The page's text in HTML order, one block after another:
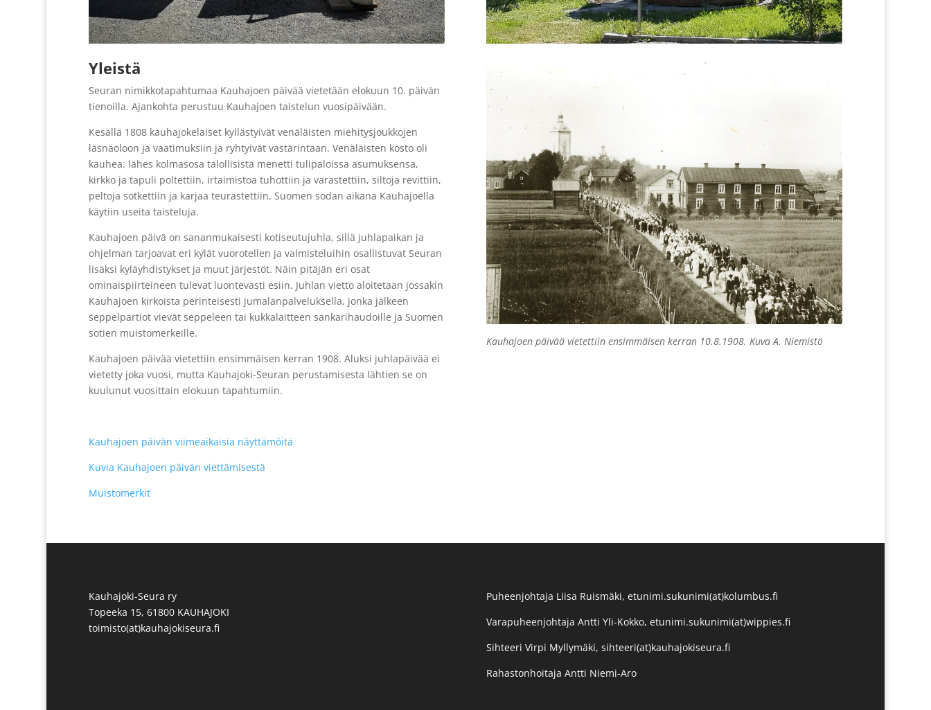
Yleistä
Seuran nimikkotapahtumaa Kauhajoen päivää vietetään elokuun 10. päivän
tienoilla. Ajankohta perustuu Kauhajoen taistelun vuosipäivään.
Kesällä 1808 kauhajokelaiset kyllästyivät venäläisten miehitysjoukkojen
läsnäoloon ja vaatimuksiin ja ryhtyivät vastarintaan. Venäläisten kosto oli
kauhea: lähes kolmasosa talollisista menetti tulipaloissa asumuksensa,
kirkko ja tapuli poltettiin, irtaimistoa tuhottiin ja varastettiin, siltoja revittiin,
peltoja sotkettiin ja karjaa teurastettiin. Suomen sodan aikana Kauhajoella
käytiin useita taisteluja.
Kauhajoen päivä on sananmukaisesti kotiseutujuhla, sillä juhlapaikan ja
ohjelman tarjoavat eri kylät vuorotellen ja valmisteluihin osallistuvat Seuran
lisäksi kyläyhdistykset ja muut järjestöt. Näin pitäjän eri osat
ominaispiirteineen tulevat luontevasti esiin. Juhlan vietto aloitetaan jossakin
Kauhajoen kirkoista perinteisesti jumalanpalveluksella, jonka jälkeen
seppelpartiot vievät seppeleen tai kukkalaitteen sankarihaudoille ja Suomen
sotien muistomerkeille.
Kauhajoen päivää vietettiin ensimmäisen kerran 1908. Aluksi juhlapäivää ei
vietetty joka vuosi, mutta Kauhajoki-Seuran perustamisesta lähtien se on
kuulunut vuosittain elokuun tapahtumiin.
Kauhajoen päivän viimeaikaisia näyttämöitä
Kuvia Kauhajoen päivän viettämisestä
Muistomerkit
Kauhajoen päivää vietettiin ensimmäisen kerran 10.8.1908. Kuva A. Niemistö
Kauhajoki-Seura ry
Topeeka 15, 61800 KAUHAJOKI
toimisto(at)kauhajokiseura.fi
Puheenjohtaja Liisa Ruismäki, etunimi.sukunimi(at)kolumbus.fi
Varapuheenjohtaja Antti Yli-Kokko, etunimi.sukunimi(at)wippies.fi
Sihteeri Virpi Myllymäki, sihteeri(at)kauhajokiseura.fi
Rahastonhoitaja Antti Niemi-Aro